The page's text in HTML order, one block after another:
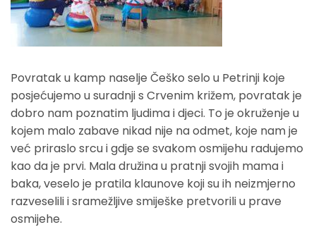
Povratak u kamp naselje Češko selo u Petrinji koje
posjećujemo u suradnji s Crvenim križem, povratak je
dobro nam poznatim ljudima i djeci. To je okruženje u
kojem malo zabave nikad nije na odmet, koje nam je
već priraslo srcu i gdje se svakom osmijehu radujemo
kao da je prvi. Mala družina u pratnji svojih mama i
baka, veselo je pratila klaunove koji su ih neizmjerno
razveselili i sramežljive smiješke pretvorili u prave
osmijehe.